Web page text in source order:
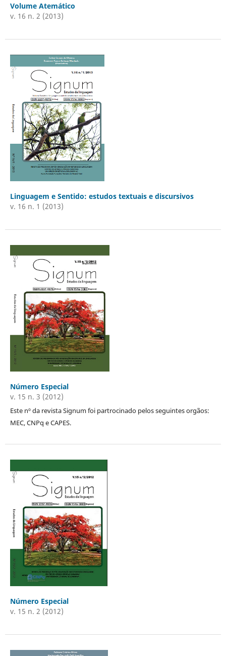
Volume Atemático
v. 16 n. 2 (2013)
Linguagem e Sentido: estudos textuais e discursivos
v. 16 n. 1 (2013)
Número Especial
v. 15 n. 3 (2012)
Este nº da revista Signum foi partrocinado pelos seguintes orgãos:
MEC, CNPq e CAPES.
Número Especial
v. 15 n. 2 (2012)